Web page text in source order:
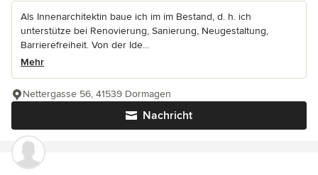
Als Innenarchitektin baue ich im im Bestand, d. h. ich
unterstütze bei Renovierung, Sanierung, Neugestaltung,
Barrierefreiheit. Von der Ide...
Mehr
Nachricht
Nettergasse 56, 41539 Dormagen